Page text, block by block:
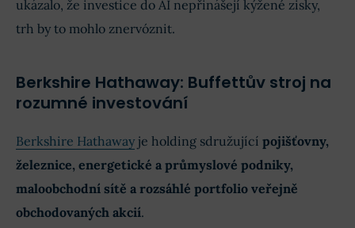
ukázalo, že investice do AI nepřinášejí kýžené zisky,
trh by to mohlo znervóznit.
Berkshire Hathaway: Buffettův stroj na
rozumné investování
Berkshire Hathaway je holding sdružující pojišťovny,
železnice, energetické a průmyslové podniky,
maloobchodní sítě a rozsáhlé portfolio veřejně
obchodovaných akcií.